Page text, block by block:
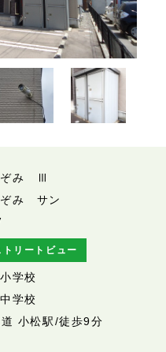
ぞみ Ⅲ
ぞみ サン
トリートビュー
学校
学校
小松駅/徒歩9分